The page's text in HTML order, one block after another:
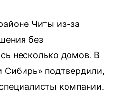
Читы из-за
без
несколько домов. В
Сибирь» подтвердили,
компании.